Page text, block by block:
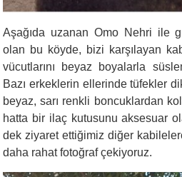
Aşağıda uzanan Omo Nehri ile
olan bu köyde, bizi karşılayan
vücutlarını beyaz boyalarla
Bazı erkeklerin ellerinde tüfekler
beyaz, sarı renkli boncuklardan
hatta bir ilaç kutusunu aksesuar
dek ziyaret ettiğimiz diğer
daha rahat fotoğraf çekiyoruz.